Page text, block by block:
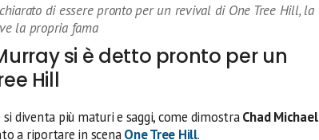
di essere pronto per un revival di One Tree Hill, la
la propria fama
si è detto pronto per un
Hill
si diventa più maturi e saggi, come dimostraChad Michael
a riportare in scenaOne Tree Hill.